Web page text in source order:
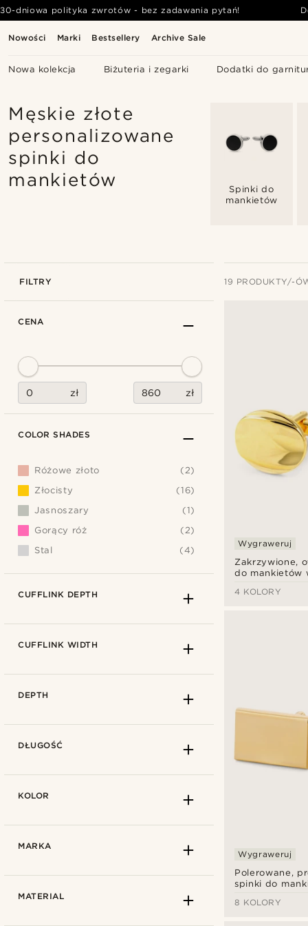
Nowości Marki Bestsellery Archive Sale
Nowa kolekcja Biżuteria i zegarki Dodatki do
30-dniowa polityka zwrotów - bez zadawania pytań!
Męskie złote
personalizowane
spinki do
mankietów
Spinki do
mankietów
FILTRY 19 PRODUKTY/-
Zakrzywione,
do mankietów
Wygraweruj
4 KOLORY
Polerowane,
spinki do
Wygraweruj
8 KOLORY
CENA
zł zł
COLOR SHADES
Różowe złoto
(2)
Złocisty
(16)
Jasnoszary
(1)
Gorący róż
(2)
Stal
(4)
CUFFLINK DEPTH
Maks.
CUFFLINK WIDTH
6mm (3)
DEPTH
DŁUGOŚĆ
KOLOR
MARKA
MATERIAL